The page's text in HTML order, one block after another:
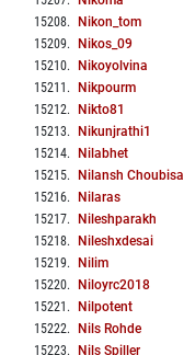
15208. Nikon_tom
15209. Nikos_09
15210. Nikoyolvina
15211 . Nikpourm
15212. Nikto81
15213. Nikunjrathi1
15214. Nilabhet
15215. Nilansh Choubisa
15216. Nilaras
15217. Nileshparakh
15218. Nileshxdesai
15219. Nilim
15220. Niloyrc2018
15221 . Nilpotent
15222. Nils Rohde
15223. Nils Spiller